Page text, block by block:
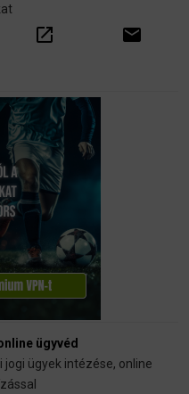
open_in_new email
ügyvéd
jogi ügyek intézése, online